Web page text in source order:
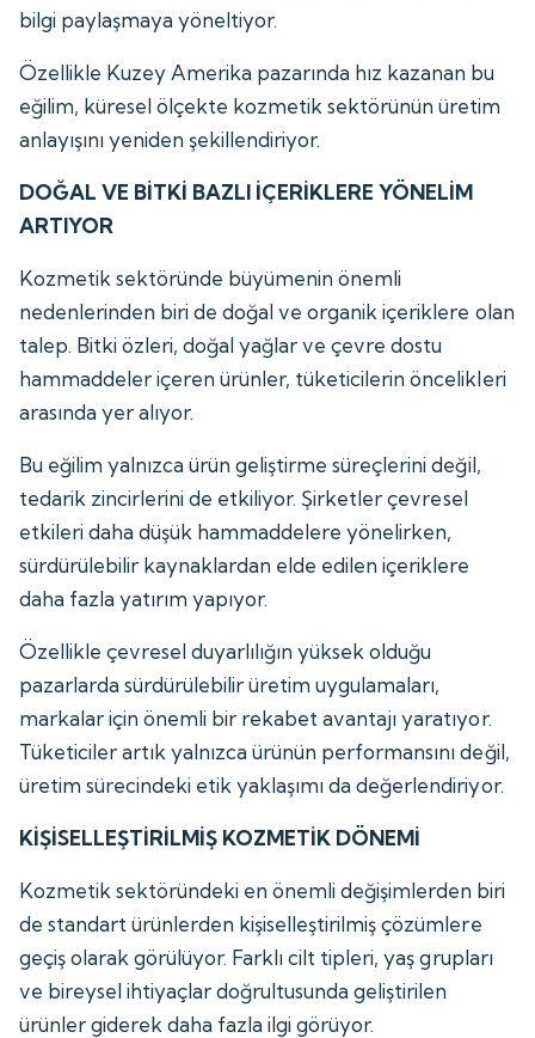
bilgi paylaşmaya yöneltiyor.
Özellikle Kuzey Amerika pazarında hız kazanan bu
eğilim, küresel ölçekte kozmetik sektörünün üretim
anlayışını yeniden şekillendiriyor.
DOĞAL VE BİTKİ BAZLI İÇERİKLERE YÖNELİM
ARTIYOR
Kozmetik sektöründe büyümenin önemli
nedenlerinden biri de doğal ve organik içeriklere olan
talep. Bitki özleri, doğal yağlar ve çevre dostu
hammaddeler içeren ürünler, tüketicilerin öncelikleri
arasında yer alıyor.
Bu eğilim yalnızca ürün geliştirme süreçlerini değil,
tedarik zincirlerini de etkiliyor. Şirketler çevresel
etkileri daha düşük hammaddelere yönelirken,
sürdürülebilir kaynaklardan elde edilen içeriklere
daha fazla yatırım yapıyor.
Özellikle çevresel duyarlılığın yüksek olduğu
pazarlarda sürdürülebilir üretim uygulamaları,
markalar için önemli bir rekabet avantajı yaratıyor.
Tüketiciler artık yalnızca ürünün performansını değil,
üretim sürecindeki etik yaklaşımı da değerlendiriyor.
KİŞİSELLEŞTİRİLMİŞ KOZMETİK DÖNEMİ
Kozmetik sektöründeki en önemli değişimlerden biri
de standart ürünlerden kişiselleştirilmiş çözümlere
geçiş olarak görülüyor. Farklı cilt tipleri, yaş grupları
ve bireysel ihtiyaçlar doğrultusunda geliştirilen
ürünler giderek daha fazla ilgi görüyor.